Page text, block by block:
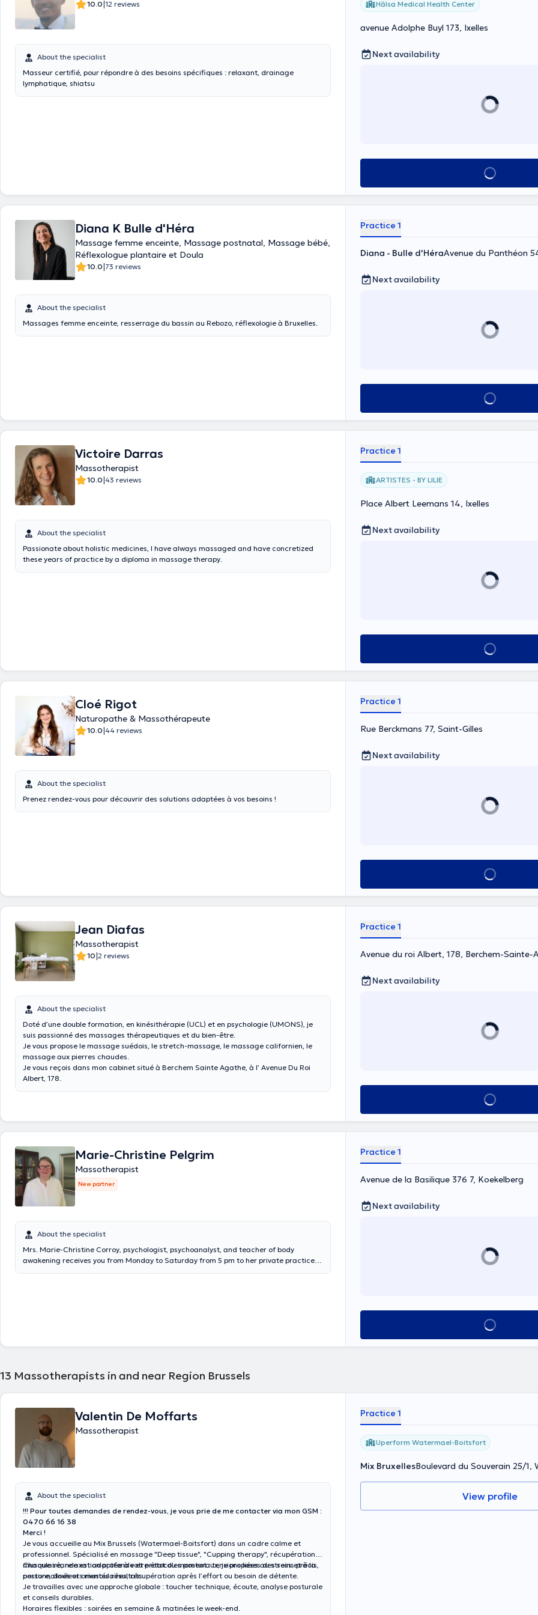
10.0|12 reviews
About the specialist
Masseur certifié, pour répondre à des besoins spécifiques : relaxant, drainage
lymphatique, shiatsu
Hälsa Medical Health Center
avenue Adolphe Buyl 173, Ixelles
Next availability
See all
Diana K Bulle d'Héra
Massage femme enceinte, Massage postnatal, Massage bébé,
Réflexologue plantaire et Doula
10.0|73 reviews
About the specialist
Massages femme enceinte, resserrage du bassin au Rebozo, réflexologie à Bruxelles.
Practice 1
Diana - Bulle d'HéraAvenue du Panthéon
Next availability
See all
Victoire Darras
Massotherapist
10.0|43 reviews
About the specialist
Passionate about holistic medicines, I have always massaged and have concretized
these years of practice by a diploma in massage therapy.
Practice 1
ARTISTES - BY LILIE
Place Albert Leemans 14, Ixelles
Next availability
See all
Cloé Rigot
Naturopathe & Massothérapeute
10.0|44 reviews
About the specialist
Prenez rendez-vous pour découvrir des solutions adaptées à vos besoins !
Practice 1
Rue Berckmans 77, Saint-Gilles
Next availability
See all
Jean Diafas
Massotherapist
10|2 reviews
About the specialist
Doté d’une double formation, en kinésithérapie (UCL) et en psychologie (UMONS), je
suis passionné des massages thérapeutiques et du bien-être.
Je vous propose le massage suédois, le stretch-massage, le massage californien, le
massage aux pierres chaudes.
Je vous reçois dans mon cabinet situé à Berchem Sainte Agathe, à l’ Avenue Du Roi
Albert, 178.
Practice 1
Avenue du roi Albert, 178, Berchem-Sainte-
Next availability
See all
Marie-Christine Pelgrim
Massotherapist
New partner
About the specialist
Mrs. Marie-Christine Corroy, psychologist, psychoanalyst, and teacher of body
awakening receives you from Monday to Saturday from 5 pm to her private practice
Practice 1
Avenue de la Basilique 376 7, Koekelberg
Next availability
See all
13 Massotherapists in and near Region Brussels
Valentin De Moffarts
Massotherapist
About the specialist
!!! Pour toutes demandes de rendez-vous, je vous prie de me contacter via mon GSM :
0470 66 16 38
Merci !
Je vous accueille au Mix Brussels (Watermael-Boitsfort) dans un cadre calme et
professionnel. Spécialisé en massage "Deep tissue", "Cupping therapy", récupération
musculaire, relaxation profonde et protocoles posturaux, je proposes des soins précis,
personnalisés et orientés résultats.
Chaque séance est adaptée à votre état du moment : tensions liées au stress et à la
posture, douleurs musculaires, récupération après l’effort ou besoin de détente.
Je travailles avec une approche globale : toucher technique, écoute, analyse posturale
et conseils durables.
Horaires flexibles : soirées en semaine & matinées le week-end.
Practice 1
Uperform Watermael-Boitsfort
Mix BruxellesBoulevard du Souverain 25/
View profile